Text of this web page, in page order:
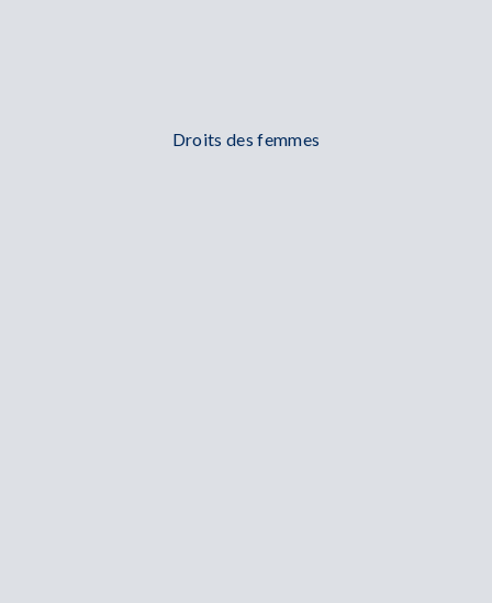
Droits des femmes